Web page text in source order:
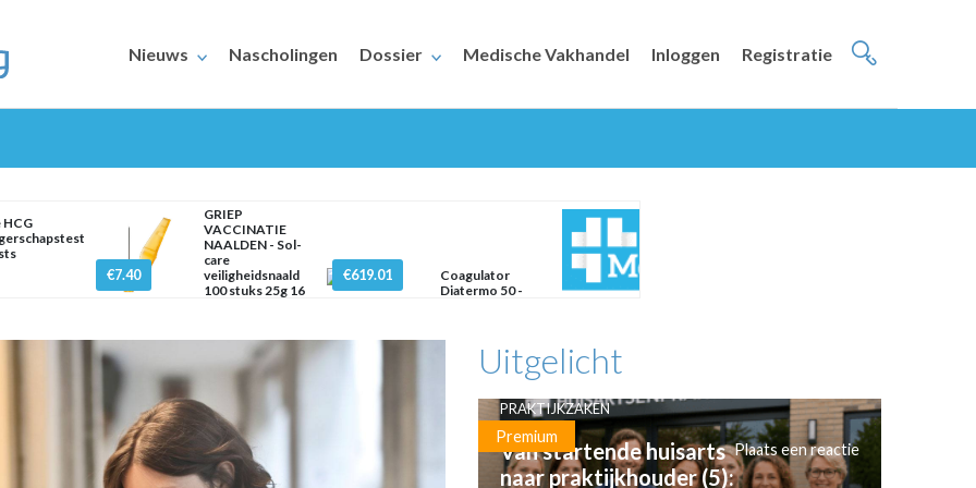
Nieuws Nascholingen Dossier Medische Vakhandel Inloggen Registratie
€7.40
GRIEP
VACCINATIE
NAALDEN - Sol-
care
veiligheidsnaald
100 stuks 25g 16
€619.01
Coagulator
Diatermo 50 -
Uitgelicht
Premium
PRAKTIJKZAKEN
Van startende huisarts
naar praktijkhouder (5):
Plaats een reactie